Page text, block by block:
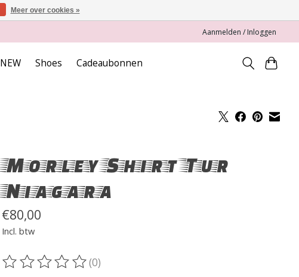
Aanmelden / Inloggen
NEW Shoes Cadeaubonnen
Morley Shirt Tur
Niagara
€80,00
Incl. btw
De beoordeling van dit product is
(0)
Meer over cookies »